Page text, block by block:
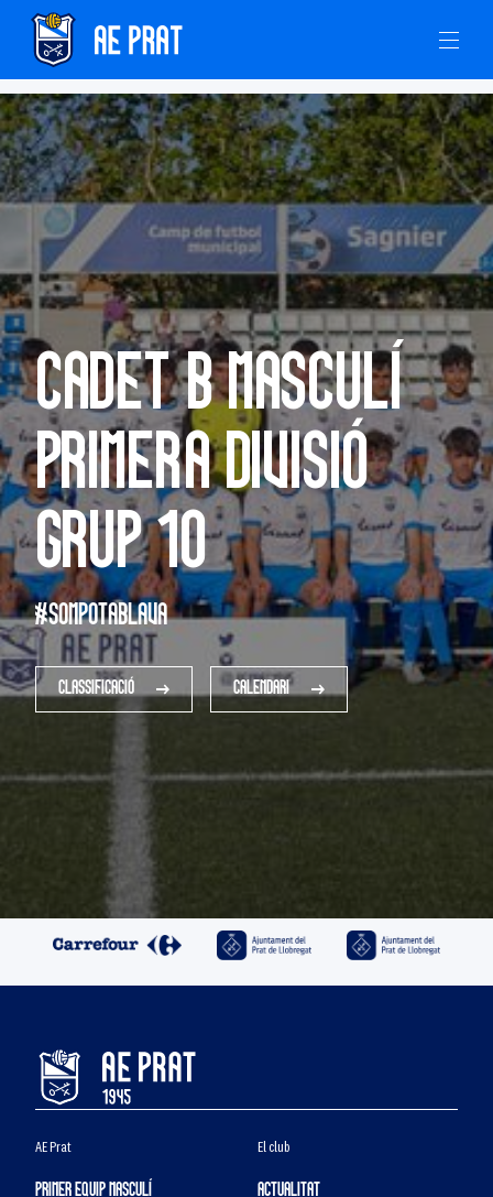
Cadet B Masculí
Primera Divisió
Grup 10
#SOMPOTABLAVA
CLASSIFICACIÓ CALENDARI
AE Prat
PRIMER EQUIP MASCULÍ
El club
ACTUALITAT